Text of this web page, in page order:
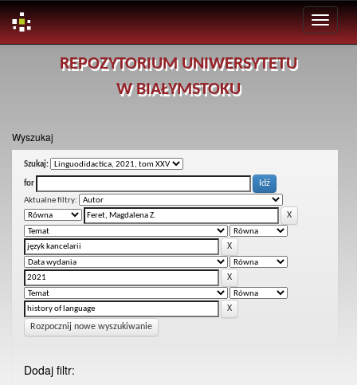
REPOZYTORIUM UNIWERSYTETU
W BIAŁYMSTOKU
Wyszukaj
Szukaj:
for
Aktualne filtry:
Rozpocznij nowe wyszukiwanie
Dodaj filtr: